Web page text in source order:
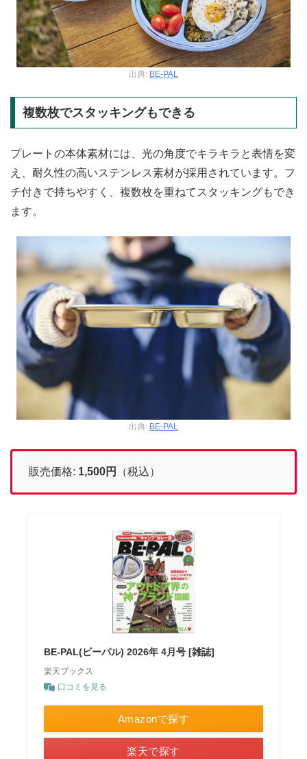
出典: BE-PAL
複数枚でスタッキングもできる
プレートの本体素材には、光の角度でキラキラと表情を変
え、耐久性の高いステンレス素材が採用されています。フ
チ付きで持ちやすく、複数枚を重ねてスタッキングもでき
ます。
出典: BE-PAL
販売価格: 1,500円 （税込）
BE-PAL(ビーパル) 2026年 4月号 [雑誌]
楽天ブックス
口コミを見る
Amazonで探す
楽天で探す